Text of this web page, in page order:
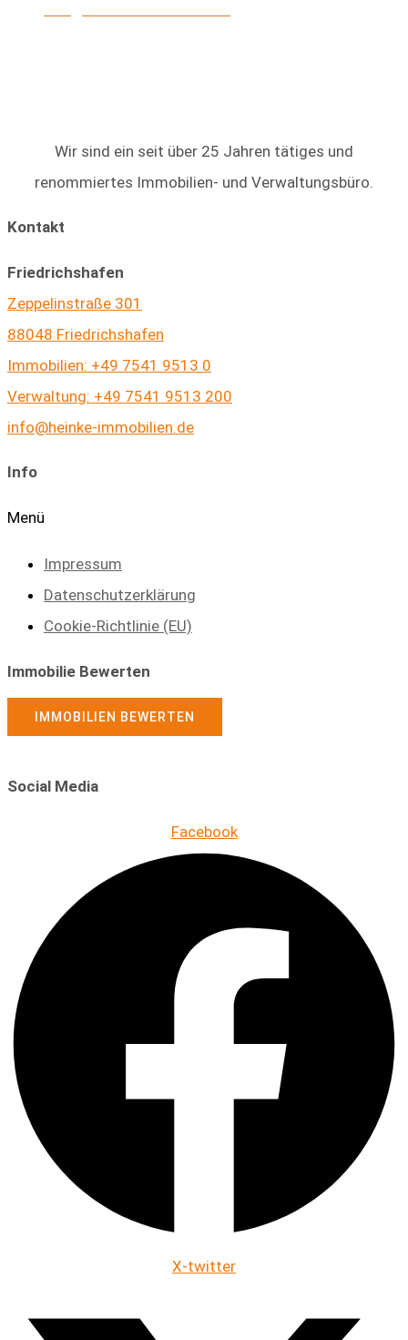
Wir sind ein seit über 25 Jahren tätiges und
renommiertes Immobilien- und Verwaltungsbüro.
Kontakt
Friedrichshafen
Zeppelinstraße 301
88048 Friedrichshafen
Immobilien: +49 7541 9513 0
Verwaltung: +49 7541 9513 200
info@heinke-immobilien.de
Info
Menü
Impressum
Datenschutzerklärung
Cookie-Richtlinie (EU)
Immobilie Bewerten
IMMOBILIEN BEWERTEN
Social Media
Facebook
X-twitter